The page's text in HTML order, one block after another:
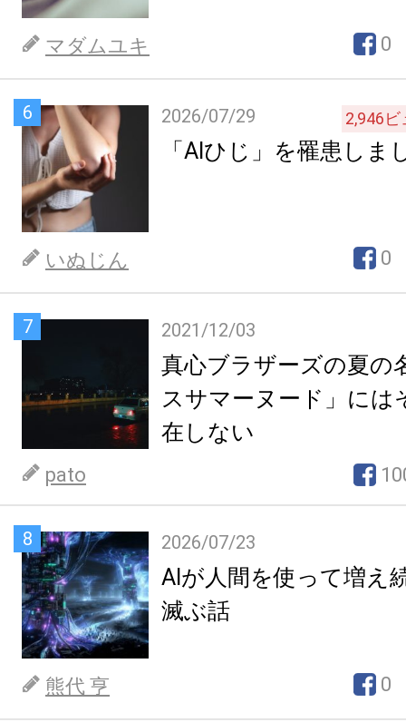
マダムユキ 0
6 2026/07/29 2,946ビ
「AIひじ」を罹患しま
いぬじん 0
7 2021/12/03
真心ブラザーズの夏の
スサマーヌード」には
在しない
pato
8 2026/07/23
AIが人間を使って増え
滅ぶ話
熊代 亨 0